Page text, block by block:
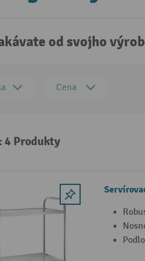
od svojho
Cena
4 Produkty